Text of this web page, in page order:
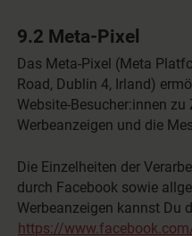
9.2 Meta-Pixel
Das Meta-Pixel (Meta
Road, Dublin 4, Irland)
Website-Besucher:innen
Werbeanzeigen und die
Die Einzelheiten der
durch Facebook sowie
Werbeanzeigen kannst Du
https://